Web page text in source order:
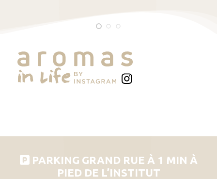
PARKING GRAND RUE À 1 MIN À
PIED DE L’INSTITUT